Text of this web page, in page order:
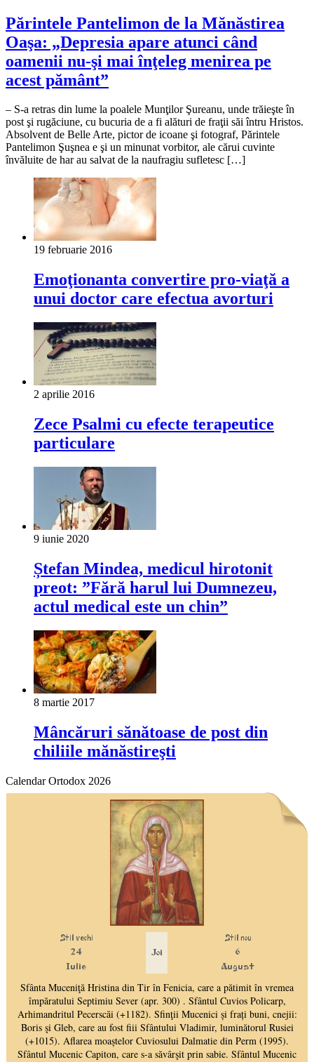
Părintele Pantelimon de la Mănăstirea
Oaşa: „Depresia apare atunci când
oamenii nu-şi mai înţeleg menirea pe
acest pământ”
– S-a retras din lume la poalele Munţilor Şureanu, unde trăieşte în
post şi rugăciune, cu bucuria de a fi alături de fraţii săi întru Hristos.
Absolvent de Belle Arte, pictor de icoane şi fotograf, Părintele
Pantelimon Şuşnea e şi un minunat vorbitor, ale cărui cuvinte
învăluite de har au salvat de la naufragiu sufletesc […]
19 februarie 2016
Emoţionanta convertire pro-viaţă a
unui doctor care efectua avorturi
2 aprilie 2016
Zece Psalmi cu efecte terapeutice
particulare
9 iunie 2020
Ștefan Mindea, medicul hirotonit
preot: ”Fără harul lui Dumnezeu,
actul medical este un chin”
8 martie 2017
Mâncăruri sănătoase de post din
chiliile mănăstireşti
Calendar Ortodox 2026